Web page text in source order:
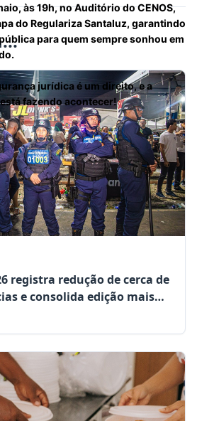
às 19h, no Auditório do CENOS,
do Regulariza Santaluz, garantindo
para quem sempre sonhou em
jurídica é um direito, e a
fazendo acontecer!
registra redução de cerca de
e consolida edição mais